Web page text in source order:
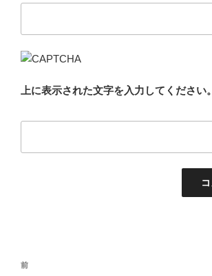
上に表示された文字を入力してください。
投
前
前